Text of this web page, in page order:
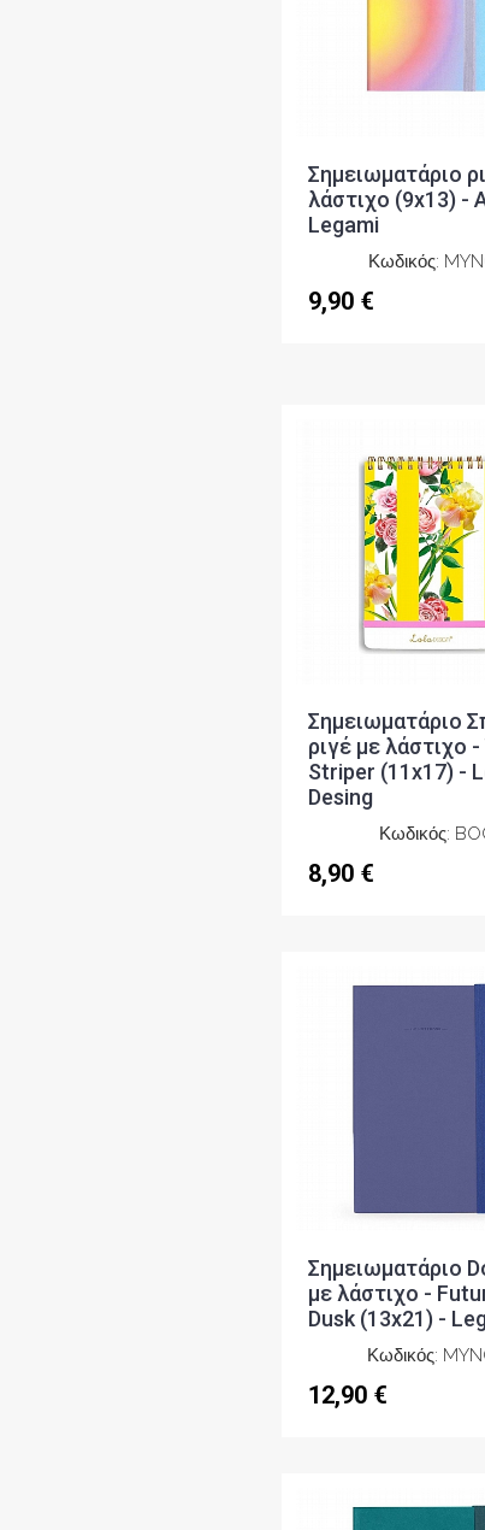
Σημειωματάριο
λάστιχο (9x13) -
Legami
Κωδικός:
9,90 €
Σημειωματάριο
ριγέ με λάστιχο
Striper (11x17) -
Desing
Κωδικός:
8,90 €
Σημειωματάριο
με λάστιχο -
Dusk (13x21) -
Κωδικός:
12,90 €